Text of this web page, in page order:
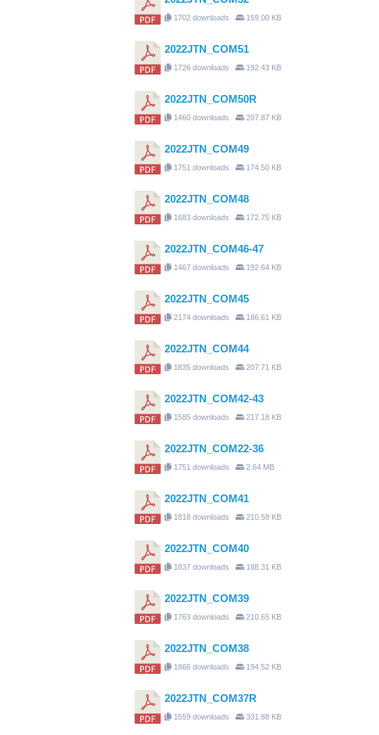
1702 downloads 159.00 KB
2022JTN_COM51
1726 downloads 192.43 KB
2022JTN_COM50R
1460 downloads 207.87 KB
2022JTN_COM49
1751 downloads 174.50 KB
2022JTN_COM48
1683 downloads 172.75 KB
2022JTN_COM46-47
1467 downloads 192.64 KB
2022JTN_COM45
2174 downloads 186.61 KB
2022JTN_COM44
1835 downloads 207.71 KB
2022JTN_COM42-43
1585 downloads 217.18 KB
2022JTN_COM22-36
1751 downloads 2.64 MB
2022JTN_COM41
1818 downloads 210.58 KB
2022JTN_COM40
1837 downloads 188.31 KB
2022JTN_COM39
1763 downloads 210.65 KB
2022JTN_COM38
1866 downloads 194.52 KB
2022JTN_COM37R
1559 downloads 331.88 KB